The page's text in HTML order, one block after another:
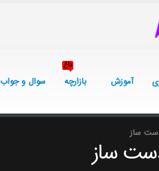
آموزش بازارچه
داغ
سوال و جواب
ساز
ساز